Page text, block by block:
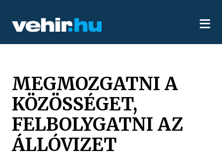
MEGMOZGATNI A
KÖZÖSSÉGET,
FELBOLYGATNI AZ
ÁLLÓVIZET